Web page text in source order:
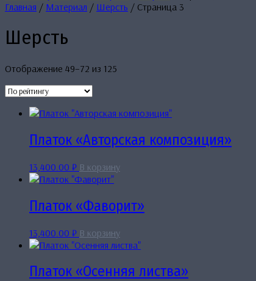
Главная / Материал / Шерсть / Страница 3
Шерсть
Отображение 49–72 из 125
Платок «Авторская композиция»
13,400.00 ₽ В корзину
Платок «Фаворит»
13,400.00 ₽ В корзину
Платок «Осенняя листва»